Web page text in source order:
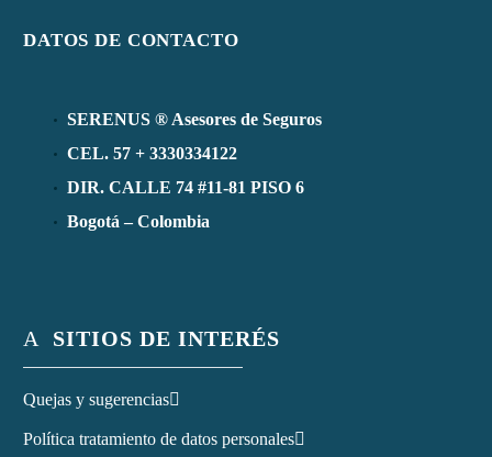
DATOS DE CONTACTO
SERENUS ® Asesores de Seguros
CEL. 57 + 3330334122
DIR. CALLE 74 #11-81 PISO 6
Bogotá – Colombia
A SITIOS DE INTERÉS
Quejas y sugerencias
Política tratamiento de datos personales